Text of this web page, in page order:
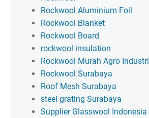
Rockwool Aluminium Foil
Rockwool Blanket
Rockwool Board
rockwool insulation
Rockwool Murah Agro Industri
Rockwool Surabaya
Roof Mesh Surabaya
steel grating Surabaya
Supplier Glasswool Indonesia